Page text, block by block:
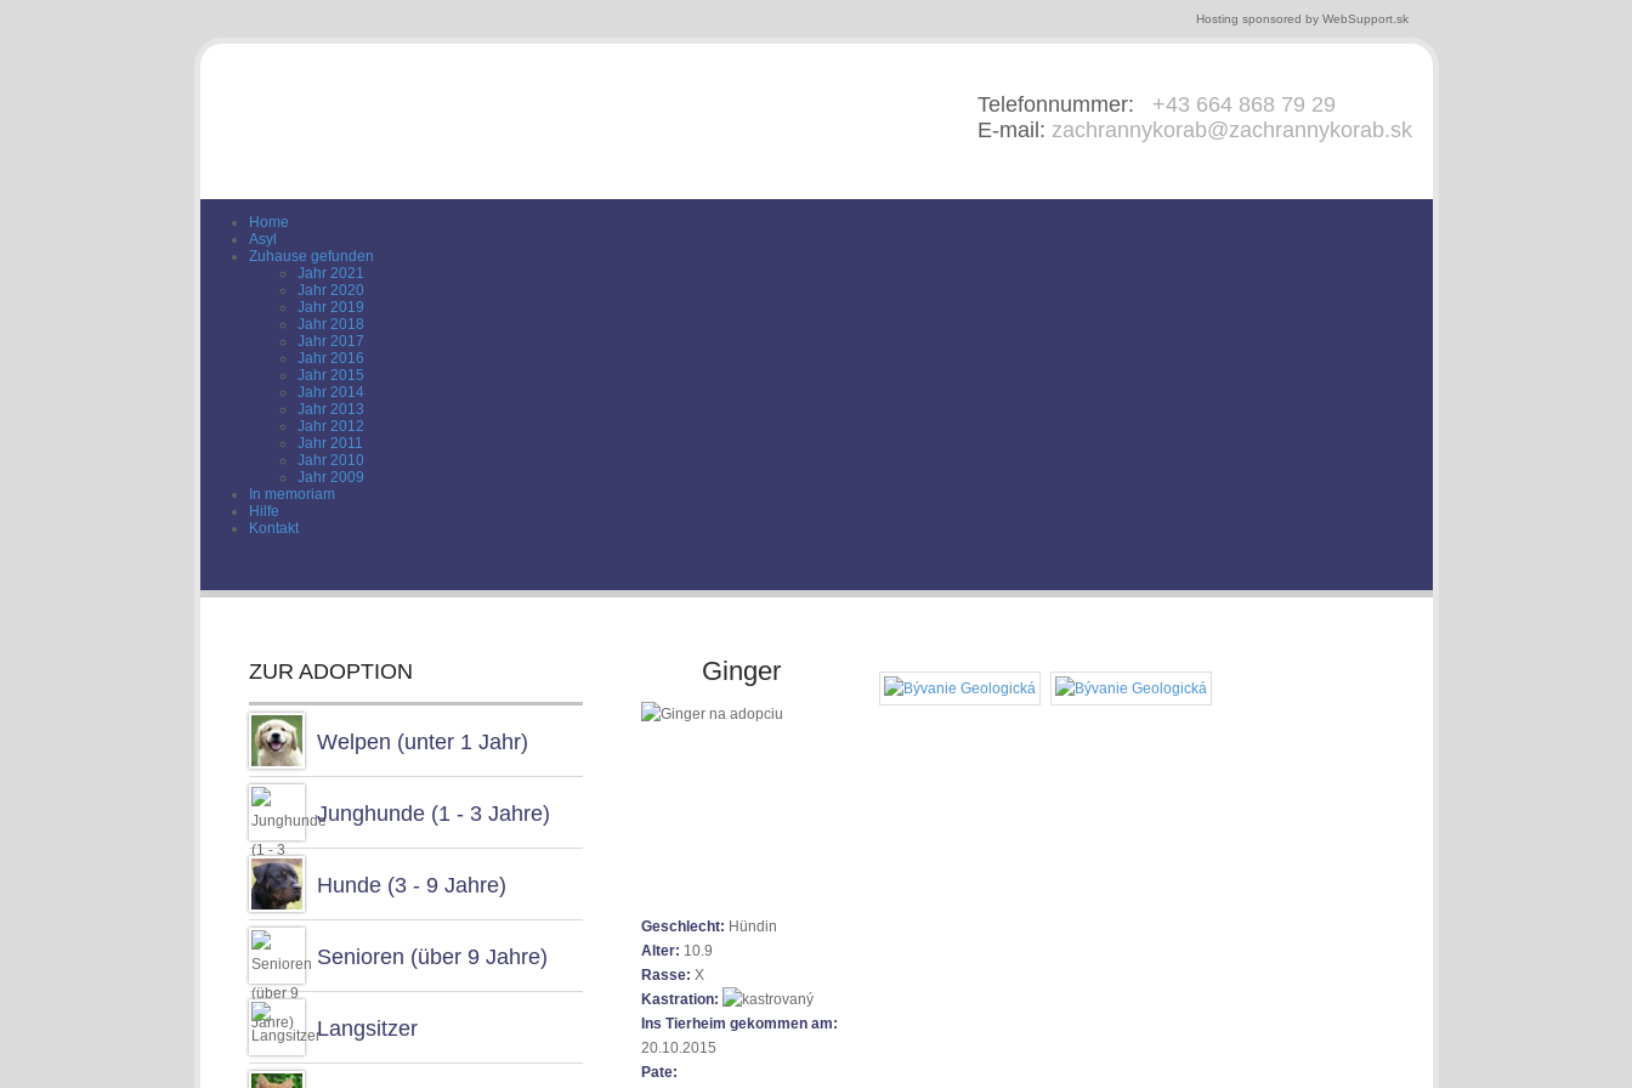
Hosting sponsored by WebSupport.sk
Telefonnummer: +43 664 868 79 29
E-mail: zachrannykorab@zachrannykorab.sk
Home
Asyl
Zuhause gefunden
Jahr 2021
Jahr 2020
Jahr 2019
Jahr 2018
Jahr 2017
Jahr 2016
Jahr 2015
Jahr 2014
Jahr 2013
Jahr 2012
Jahr 2011
Jahr 2010
Jahr 2009
In memoriam
Hilfe
Kontakt
ZUR ADOPTION
Welpen (unter 1 Jahr)
Junghunde (1 - 3 Jahre)
Hunde (3 - 9 Jahre)
Senioren (über 9 Jahre)
Langsitzer
Ginger
Geschlecht: Hündin
Alter: 10.9
Rasse: X
Kastration:
Ins Tierheim gekommen am:
20.10.2015
Pate: